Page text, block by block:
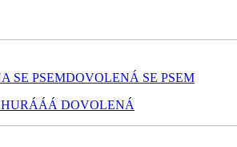
DOVOLENÁ SE PSEM
HURÁÁÁ DOVOLENÁ